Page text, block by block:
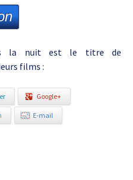
la nuit est le titre de
films :
Google+
E-mail